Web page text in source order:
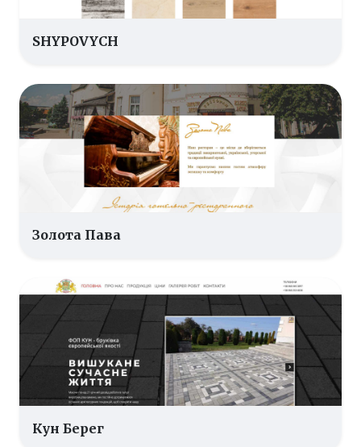
SHYPOVYCH
Золота Пава
Кун Берег